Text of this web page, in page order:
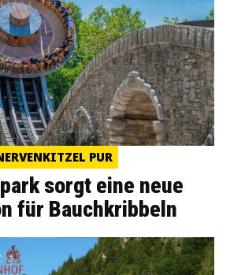
PUR
sorgt eine neue
für Bauchkribbeln